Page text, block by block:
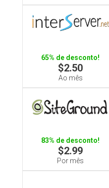
65% de desconto!
$2.50
Ao mês
83% de desconto!
$2.99
Por mês